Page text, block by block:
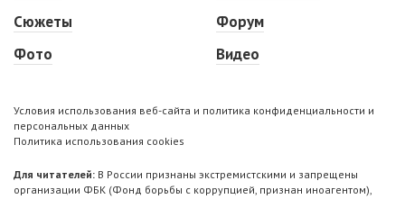
Сюжеты
Фото
Форум
Видео
Условия использования веб-сайта и политика конфиденциальности и
персональных данных
Политика использования cookies
Для читателей: В России признаны экстремистскими и запрещены
организации ФБК (Фонд борьбы с коррупцией, признан иноагентом),